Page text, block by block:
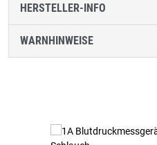
HERSTELLER-INFO
WARNHINWEISE